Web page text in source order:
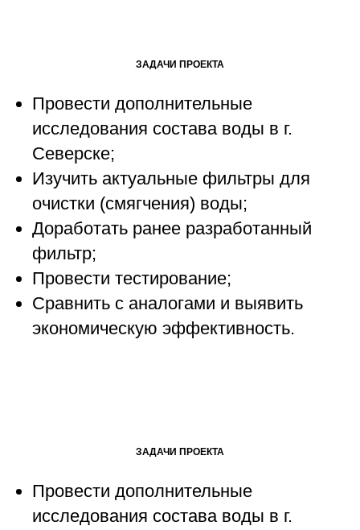
ЗАДАЧИ ПРОЕКТА
Провести дополнительные
исследования состава воды в г.
Северске;
Изучить актуальные фильтры для
очистки (смягчения) воды;
Доработать ранее разработанный
фильтр;
Провести тестирование;
Сравнить с аналогами и выявить
экономическую эффективность.
ЗАДАЧИ ПРОЕКТА
Провести дополнительные
исследования состава воды в г.